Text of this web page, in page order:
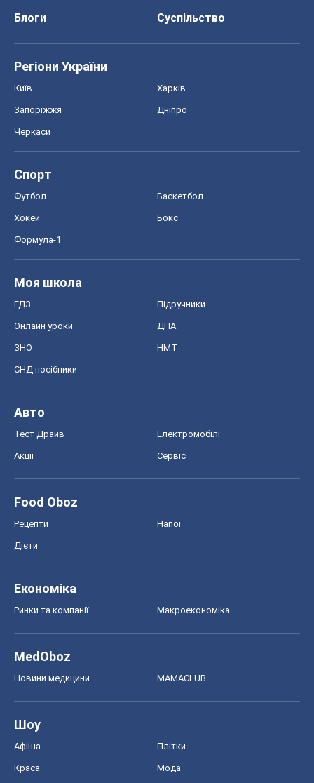
Блоги
Суспільство
Регіони України
Київ Харків
Запоріжжя Дніпро
Черкаси
Спорт
Футбол Баскетбол
Хокей Бокс
Формула-1
Моя школа
ГДЗ Підручники
Онлайн уроки ДПА
ЗНО НМТ
СНД посібники
Авто
Тест Драйв Електромобілі
Акції Сервіс
Food Oboz
Рецепти Напої
Дієти
Економіка
Ринки та компанії Макроекономіка
MedOboz
Новини медицини MAMACLUB
Шоу
Афіша Плітки
Краса Мода